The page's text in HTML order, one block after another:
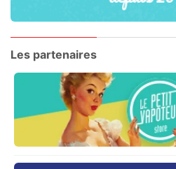
Les partenaires